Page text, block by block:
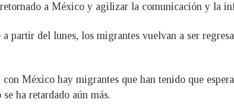
a México y agilizar la comunicación y la
a partir del lunes, los migrantes vuelvan a ser
México hay migrantes que han tenido que
ha retardado aún más.